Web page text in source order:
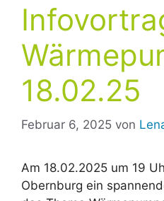
18.02.25
Februar 6, 2025 von
Am 18.02.2025 um 19
Obernburg ein